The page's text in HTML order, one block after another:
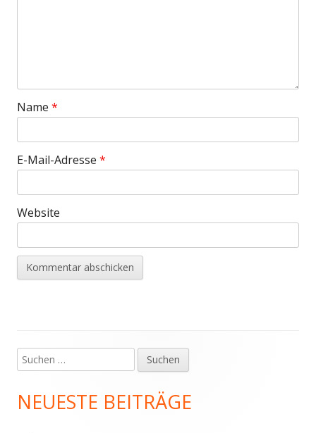
Name *
E-Mail-Adresse *
Website
Haupt-
Seitenleiste
Suchen
nach:
NEUESTE BEITRÄGE